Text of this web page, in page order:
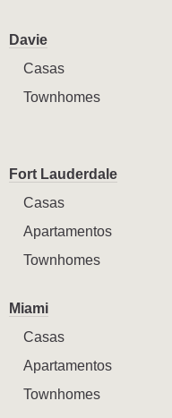
Davie
Casas
Townhomes
Fort Lauderdale
Casas
Apartamentos
Townhomes
Miami
Casas
Apartamentos
Townhomes